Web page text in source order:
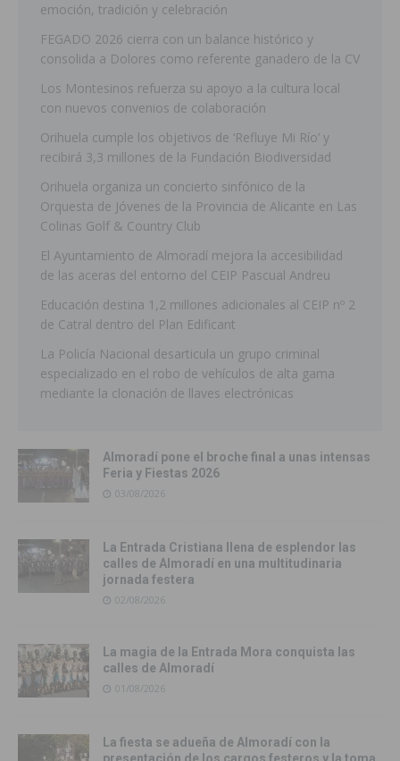
emoción, tradición y celebración
FEGADO 2026 cierra con un balance histórico y
consolida a Dolores como referente ganadero de la CV
Los Montesinos refuerza su apoyo a la cultura local
con nuevos convenios de colaboración
Orihuela cumple los objetivos de ‘Refluye Mi Río’ y
recibirá 3,3 millones de la Fundación Biodiversidad
Orihuela organiza un concierto sinfónico de la
Orquesta de Jóvenes de la Provincia de Alicante en Las
Colinas Golf & Country Club
El Ayuntamiento de Almoradí mejora la accesibilidad
de las aceras del entorno del CEIP Pascual Andreu
Educación destina 1,2 millones adicionales al CEIP nº 2
de Catral dentro del Plan Edificant
La Policía Nacional desarticula un grupo criminal
especializado en el robo de vehículos de alta gama
mediante la clonación de llaves electrónicas
Almoradí pone el broche final a unas intensas
Feria y Fiestas 2026
03/08/2026
La Entrada Cristiana llena de esplendor las
calles de Almoradí en una multitudinaria
jornada festera
02/08/2026
La magia de la Entrada Mora conquista las
calles de Almoradí
01/08/2026
La fiesta se adueña de Almoradí con la